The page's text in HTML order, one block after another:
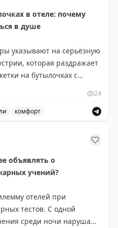
длиннее, но предлагает
виды: озера и леса
Скалистые горы.
посетив малые города
Если спешите — США
если оставить
в отеле: почему
в душе
указывают на серьёзную
которая раздражает
на бутылочках с
без очков.
комнате, особенно в
и непрактично. Гости
в мокрую ванну, рискуя
выходить из душа,
к путанице — люди
вместо шампуня
24
комфорт
объявлять о
учений?
отелей при
тестов. С одной
среди ночи нарушают